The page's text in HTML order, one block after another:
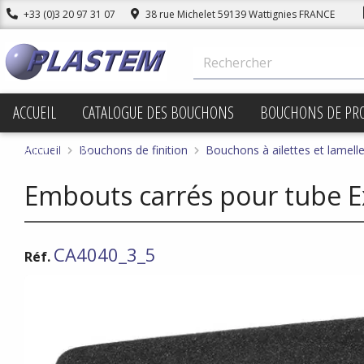
+33 (0)3 20 97 31 07 38 rue Michelet 59139 Wattignies FRANCE
ACCUEIL CATALOGUE DES BOUCHONS
BOUCHONS DE
PROMOTIONS
Accueil Bouchons de finition Bouchons à ailettes et
Embouts carrés pour tube
Réf. CA4040_3_5